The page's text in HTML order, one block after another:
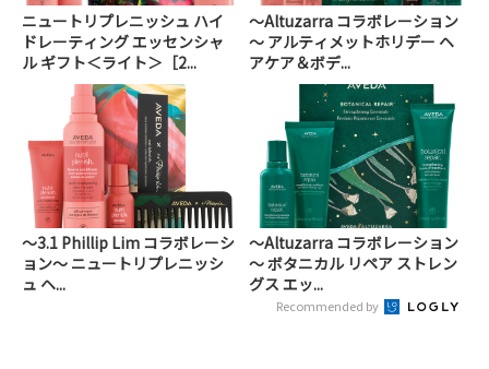
ニュートリプレニッシュ ハイ
ドレーティング エッセンシャ
ル ギフト＜ライト＞［2...
～Altuzarra コラボレーション
～ アルティメットホリデー ヘ
アケア＆ボデ...
～3.1 Phillip Lim コラボレーシ
ョン～ ニュートリプレニッシ
ュ ヘ...
～Altuzarra コラボレーション
～ ボタニカル リペア ストレン
グス エッ...
Recommended by